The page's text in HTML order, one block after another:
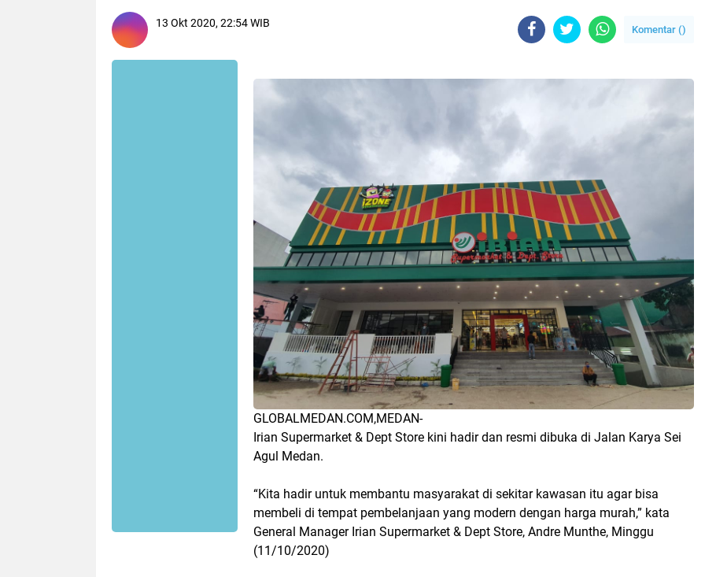
13 Okt 2020, 22:54 WIB
Komentar ()
GLOBALMEDAN.COM,MEDAN-
Irian Supermarket & Dept Store kini hadir dan resmi dibuka di Jalan Karya Sei
Agul Medan.
“Kita hadir untuk membantu masyarakat di sekitar kawasan itu agar bisa
membeli di tempat pembelanjaan yang modern dengan harga murah,” kata
General Manager Irian Supermarket & Dept Store, Andre Munthe, Minggu
(11/10/2020)